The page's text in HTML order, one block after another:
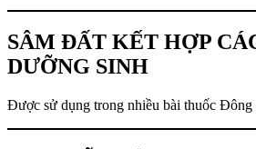
SÂM ĐẤT KẾT HỢP
DƯỠNG SINH
Được sử dụng trong nhiều bài thuốc Đông